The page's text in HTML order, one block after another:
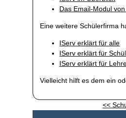
Das Email-Modul
Eine weitere Schülerfirma
IServ erklärt für alle
IServ erklärt für
IServ erklärt für
Vielleicht hilft es dem ein
<<